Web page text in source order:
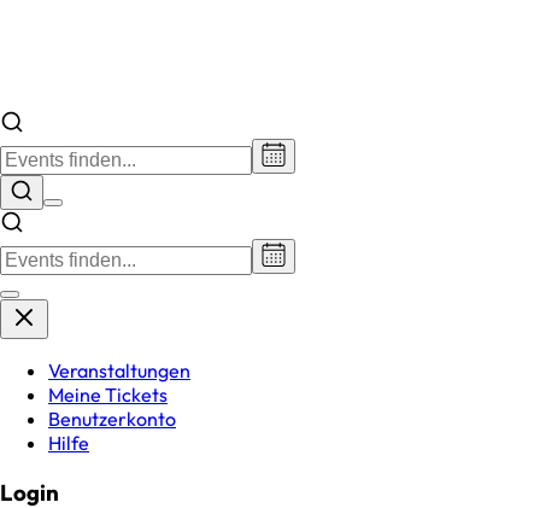
Veranstaltungen
Meine Tickets
Benutzerkonto
Hilfe
Login